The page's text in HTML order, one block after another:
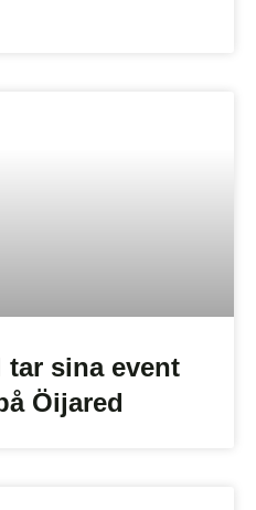
sina event
Öijared